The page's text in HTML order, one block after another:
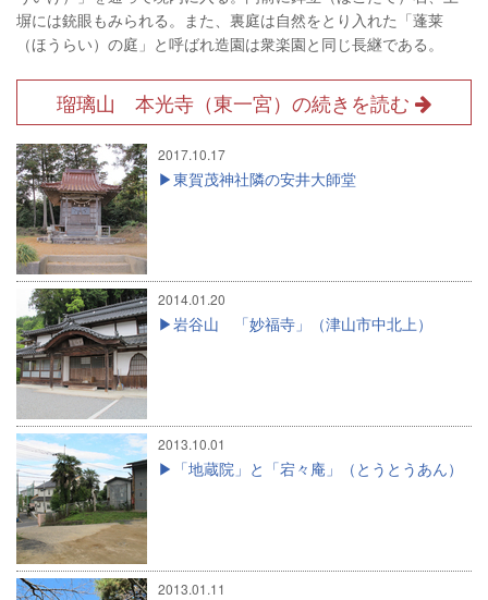
塀には銃眼もみられる。また、裏庭は自然をとり入れた「蓬莱
（ほうらい）の庭」と呼ばれ造園は衆楽園と同じ長継である。
瑠璃山 本光寺（東一宮）の続きを読む
2017.10.17
東賀茂神社隣の安井大師堂
2014.01.20
岩谷山 「妙福寺」（津山市中北上）
2013.10.01
「地蔵院」と「宕々庵」（とうとうあん）
2013.01.11